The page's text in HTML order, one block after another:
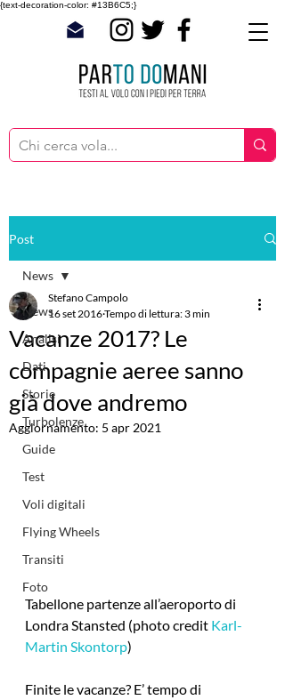
{text-decoration-color: #13B6C5;}
Post
News
Analisi
Dati
Storie
Turbolenze
Guide
Test
Voli digitali
Flying Wheels
Transiti
Foto
News
Vacanze 2017? Le
compagnie aeree sanno
già dove andremo
Stefano Campolo
16 set 2016Tempo di lettura: 3 min
Aggiornamento: 5 apr 2021
Tabellone partenze all’aeroporto di
Londra Stansted (photo credit Karl-
Martin Skontorp)
Finite le vacanze? E’ tempo di